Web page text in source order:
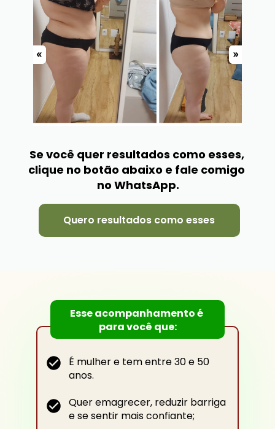
Se você quer resultados como esses,
clique no botão abaixo e fale comigo
no WhatsApp.
Quero resultados como esses
Esse acompanhamento é
para você que:
É mulher e tem entre 30 e 50
anos.
Quer emagrecer, reduzir barriga
e se sentir mais confiante;